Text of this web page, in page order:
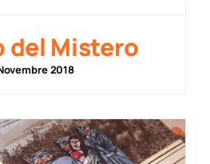
del Mistero
2018